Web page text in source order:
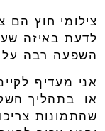
צילומי חוץ הם
לדעת באיזה
השפעה רבה על
אני מעדיף
או בתהליך
שהתמונות